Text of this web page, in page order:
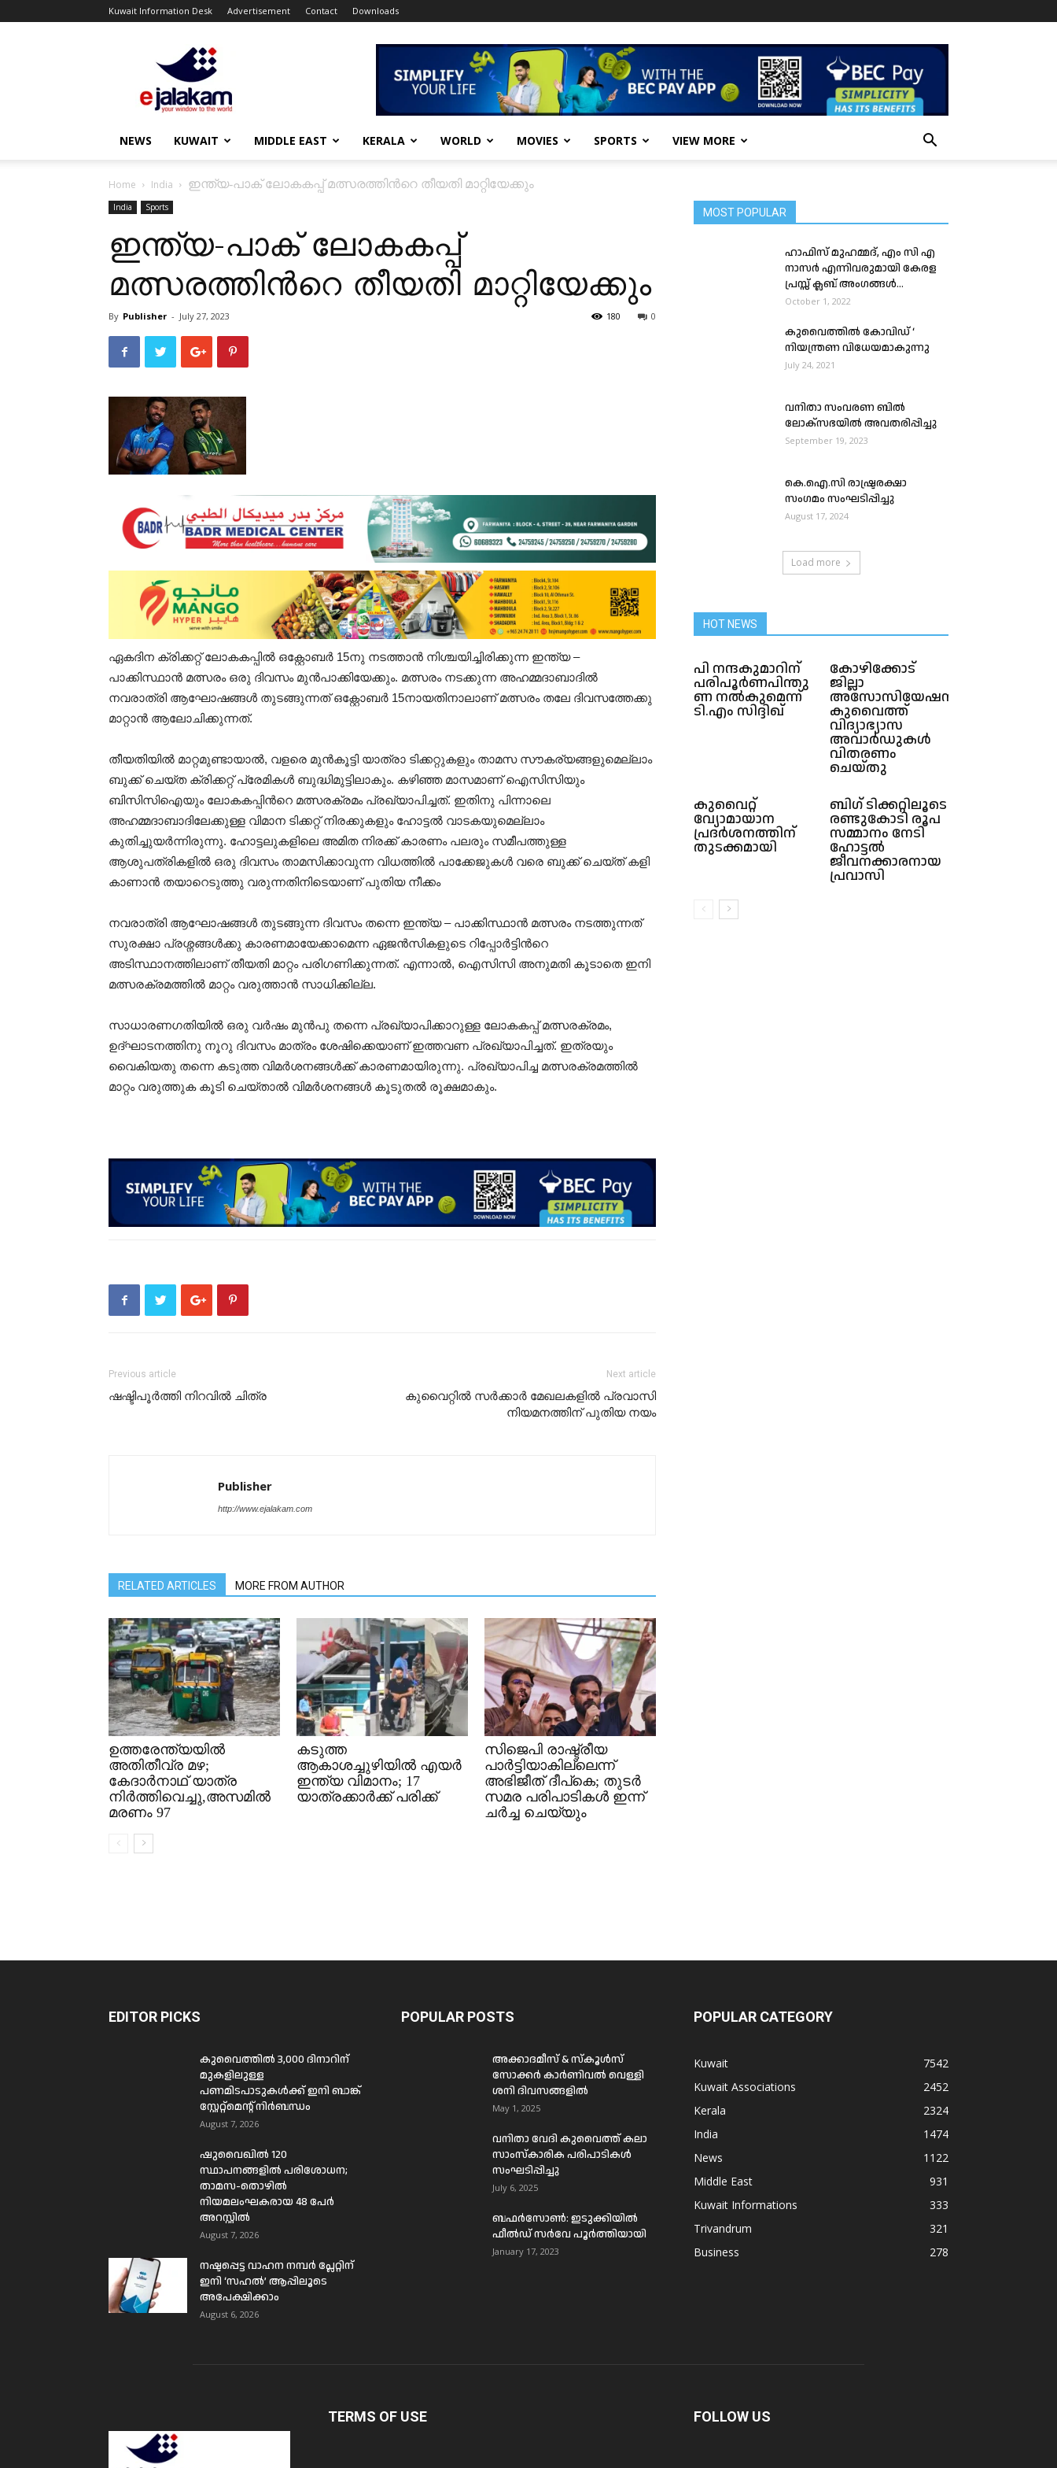
Kuwait Information Desk Advertisement Contact Downloads
ejalakam
NEWS KUWAIT MIDDLE EAST KERALA WORLD MOVIES SPORTS VIEW MORE
Home India ഇന്ത്യ-പാക് ലോകകപ്പ് മത്സരത്തിന്‍റെ തീയതി മാറ്റിയേക്കും
India Sports
ഇന്ത്യ-പാക് ലോകകപ്പ്
മത്സരത്തിന്‍റെ തീയതി മാറ്റിയേക്കും
By Publisher - July 27, 2023 0
180
ഏകദിന ക്രിക്കറ്റ് ലോകകപ്പിൽ ഒക്റ്റോബർ 15നു നടത്താൻ നിശ്ചയിച്ചിരിക്കുന്ന ഇന്ത്യ –
പാക്കിസ്ഥാൻ മത്സരം ഒരു ദിവസം മുൻപാക്കിയേക്കും. മത്സരം നടക്കുന്ന അഹമ്മദാബാദിൽ
നവരാത്രി ആഘോഷങ്ങൾ തുടങ്ങുന്നത് ഒക്റ്റോബർ 15നായതിനാലാണ് മത്സരം തലേ‌ ദിവസത്തേക്കു
മാറ്റാൻ ആലോചിക്കുന്നത്.
തീയതിയിൽ മാറ്റമുണ്ടായാൽ, വളരെ മുൻകൂട്ടി യാത്രാ ടിക്കറ്റുകളും താമസ സൗകര്യങ്ങളുമെല്ലാം
ബുക്ക് ചെയ്ത ക്രിക്കറ്റ് പ്രേമികൾ ബുദ്ധിമുട്ടിലാകും. കഴിഞ്ഞ മാസമാണ് ഐസിസിയും
ബിസിസിഐയും ലോകകപ്പിന്‍റെ മത്സരക്രമം പ്രഖ്യാപിച്ചത്. ഇതിനു പിന്നാലെ
അഹമ്മദാബാദിലേക്കുള്ള വിമാന ടിക്കറ്റ് നിരക്കുകളും ഹോട്ടൽ വാടകയുമെല്ലാം
കുതിച്ചുയർന്നിരുന്നു. ഹോട്ടലുകളിലെ അമിത നിരക്ക് കാരണം പലരും സമീപത്തുള്ള
ആശുപത്രികളിൽ ഒരു ദിവസം താമസിക്കാവുന്ന വിധത്തിൽ പാക്കേജുകൾ വരെ ബുക്ക് ചെയ്ത് കളി
കാണാൻ തയാറെടുത്തു വരുന്നതിനിടെയാണ് പുതിയ നീക്കം
നവരാത്രി ആഘോഷങ്ങൾ തുടങ്ങുന്ന ദിവസം തന്നെ ഇന്ത്യ – പാക്കിസ്ഥാൻ മത്സരം നടത്തുന്നത്
സുരക്ഷാ പ്രശ്നങ്ങൾക്കു കാരണമായേക്കാമെന്ന ഏജൻസികളുടെ റിപ്പോർട്ടിന്‍റെ
അടിസ്ഥാനത്തിലാണ് തീയതി മാറ്റം പരിഗണിക്കുന്നത്. എന്നാൽ, ഐസിസി അനുമതി കൂടാതെ ഇനി
മത്സരക്രമത്തിൽ മാറ്റം വരുത്താൻ സാധിക്കില്ല.
സാധാരണഗതിയിൽ ഒരു വർഷം മുൻപു തന്നെ പ്രഖ്യാപിക്കാറുള്ള ലോകകപ്പ് മത്സരക്രമം,
ഉദ്ഘാടനത്തിനു നൂറു ദിവസം മാത്രം ശേഷിക്കെയാണ് ഇത്തവണ പ്രഖ്യാപിച്ചത്. ഇത്രയും
വൈകിയതു തന്നെ കടുത്ത വിമർശനങ്ങൾക്ക് കാരണമായിരുന്നു. പ്രഖ്യാപിച്ച മത്സരക്രമത്തിൽ
മാറ്റം വരുത്തുക കൂടി ചെയ്താൽ വിമർശനങ്ങൾ കൂടുതൽ രൂക്ഷമാകും.
Previous article
ഷഷ്ടിപൂർത്തി നിറവിൽ ചിത്ര
Next article
കുവൈറ്റിൽ സർക്കാർ മേഖലകളിൽ പ്രവാസി
നിയമനത്തിന് പുതിയ നയം
Publisher
http://www.ejalakam.com
RELATED ARTICLES MORE FROM AUTHOR
ഉത്തരേന്ത്യയിൽ
അതിതീവ്ര മഴ;
കേദാർനാഥ് യാത്ര
നിർത്തിവെച്ചു,അസമിൽ
മരണം 97
കടുത്ത
ആകാശച്ചുഴിയിൽ എയർ
ഇന്ത്യ വിമാനം; 17
യാത്രക്കാർക്ക് പരിക്ക്
സിജെപി രാഷ്ട്രീയ
പാർട്ടിയാകില്ലെന്ന്
അഭിജീത് ദീപ്കെ; തുടർ
സമര പരിപാടികൾ ഇന്ന്
ചർച്ച ചെയ്യും
MOST POPULAR
ഹാഫിസ് മുഹമ്മദ്, എം സി എ
നാസർ എന്നിവരുമായി കേരള
പ്രസ്സ് ക്ലബ് അംഗങ്ങൾ...
October 1, 2022
കുവൈത്തിൽ കോവിഡ് ‘
നിയന്ത്രണ വിധേയമാകുന്നു
July 24, 2021
വനിതാ സംവരണ ബിൽ
ലോക്‌സഭയിൽ അവതരിപ്പിച്ചു
September 19, 2023
കെ.ഐ.സി രാഷ്ട്രരക്ഷാ
സംഗമം സംഘടിപ്പിച്ചു
August 17, 2024
Load more
HOT NEWS
പി നന്ദകുമാറിന്
പരിപൂർണപി​ന്തു​
ണ ന​ൽ​കു​മെന്ന്
ടി.​എം സി​ദ്ദി​ഖ്
കോഴിക്കോട്
ജില്ലാ
അസോസിയേഷൻ,
കുവൈത്ത്
വിദ്യാഭ്യാസ
അവാർഡുകൾ
വിതരണം
ചെയ്തു
കുവൈറ്റ്
വ്യോമായാന
പ്രദർശനത്തിന്
തുടക്കമായി
ബിഗ് ടിക്കറ്റിലൂടെ
രണ്ടുകോടി രൂപ
സമ്മാനം നേടി
ഹോട്ടൽ
ജീവനക്കാരനായ
പ്രവാസി
EDITOR PICKS
കുവൈത്തിൽ 3,000 ദിനാറിന്
മുകളിലുള്ള
പണമിടപാടുകൾക്ക് ഇനി ബാങ്ക്
സ്റ്റേറ്റ്മെന്റ് നിർബന്ധം
August 7, 2026
ഷുവൈഖിൽ 120
സ്ഥാപനങ്ങളിൽ പരിശോധന;
താമസ-തൊഴിൽ
നിയമലംഘകരായ 48 പേർ
അറസ്റ്റിൽ
August 7, 2026
നഷ്ടപ്പെട്ട വാഹന നമ്പർ പ്ലേറ്റിന്
ഇനി ‘സഹൽ’ ആപ്പിലൂടെ
അപേക്ഷിക്കാം
August 6, 2026
POPULAR POSTS
അക്കാദമീസ് & സ്കൂൾസ്
സോക്കർ കാർണിവൽ വെള്ളി
ശനി ദിവസങ്ങളിൽ
May 1, 2025
വനിതാ വേദി കുവൈത്ത് കലാ
സാംസ്കാരിക പരിപാടികൾ
സംഘടിപ്പിച്ചു
July 6, 2025
ബഫര്‍സോണ്‍: ഇടുക്കിയില്‍
ഫീല്‍ഡ് സര്‍വേ പൂര്‍ത്തിയായി
January 17, 2023
POPULAR CATEGORY
Kuwait
7542
Kuwait Associations
2452
Kerala
2324
India
1474
News
1122
Middle East
931
Kuwait Informations
333
Trivandrum
321
Business
278
TERMS OF USE FOLLOW US